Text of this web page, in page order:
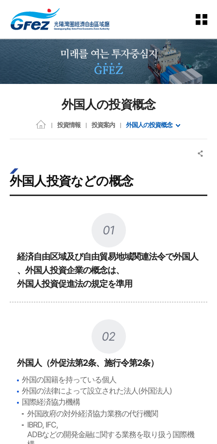
外国人の投資概念
投資情報 投資案内 外国人の投資概念
外国人投資などの概念
01
経済自由区域及び自由貿易地域関連法令で外国人
、外国人投資企業の概念は、
外国人投資促進法の規定を準用
02
外国人（外促法第2条、施行令第2条）
外国の国籍を持っている個人
外国の法律によって設立された法人(外国法人)
国際経済協力機構
外国政府の対外経済協力業務の代行機関
IBRD, IFC,
ADBなどの開発金融に関する業務を取り扱う国際機